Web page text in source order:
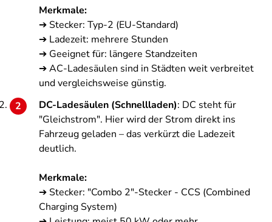
Merkmale:
➔ Stecker: Typ-2 (EU-Standard)
➔ Ladezeit: mehrere Stunden
➔ Geeignet für: längere Standzeiten
➔ AC-Ladesäulen sind in Städten weit verbreitet
und vergleichsweise günstig.
DC-Ladesäulen (Schnellladen): DC steht für
"Gleichstrom". Hier wird der Strom direkt ins
Fahrzeug geladen – das verkürzt die Ladezeit
deutlich.
Merkmale:
➔ Stecker: "Combo 2"-Stecker - CCS (Combined
Charging System)